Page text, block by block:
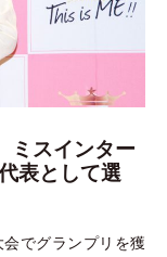
ミスインター
表として選
でグランプリを獲